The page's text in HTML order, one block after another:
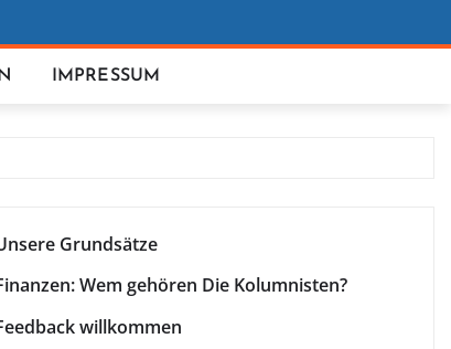
IMPRESSUM
Grundsätze
Wem gehören Die Kolumnisten?
willkommen